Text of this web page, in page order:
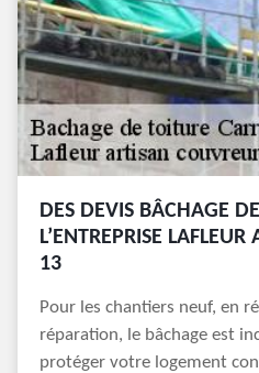
DES DEVIS BÂCHAGE
L’ENTREPRISE
13
Pour les chantiers neuf, en
réparation, le bâchage est
protéger votre logement